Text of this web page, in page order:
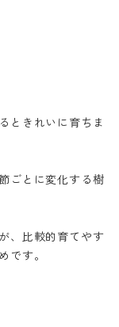
ときれいに育ちま
ごとに変化する樹
、比較的育てやす
です。